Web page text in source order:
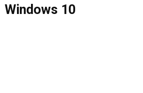
Windows 10